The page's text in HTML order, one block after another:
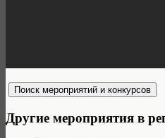
Другие мероприятия в